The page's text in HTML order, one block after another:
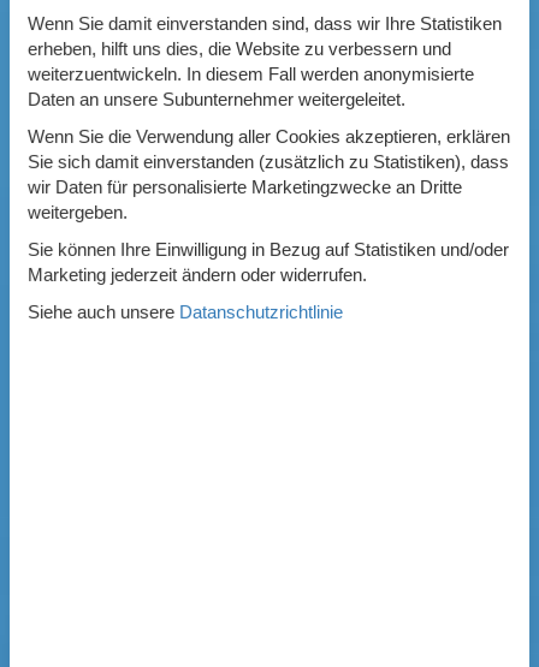
Wenn Sie damit einverstanden sind, dass wir Ihre Statistiken
erheben, hilft uns dies, die Website zu verbessern und
weiterzuentwickeln. In diesem Fall werden anonymisierte
Daten an unsere Subunternehmer weitergeleitet.
Wenn Sie die Verwendung aller Cookies akzeptieren, erklären
Sie sich damit einverstanden (zusätzlich zu Statistiken), dass
wir Daten für personalisierte Marketingzwecke an Dritte
weitergeben.
Sie können Ihre Einwilligung in Bezug auf Statistiken und/oder
Marketing jederzeit ändern oder widerrufen.
Siehe auch unsere Datanschutzrichtlinie